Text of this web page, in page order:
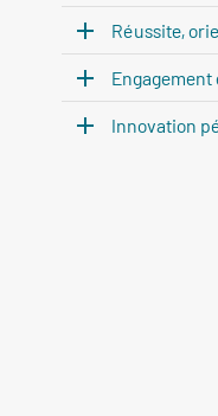
Réussite,
Innovation